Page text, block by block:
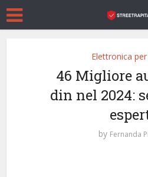
Elettronica
46 Migliore
din nel 2024:
by Fernanda